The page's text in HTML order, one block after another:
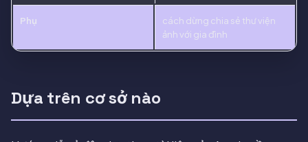
Phụ
cách dừng chia sẻ thư viện
ảnh với gia đình
Dựa trên cơ sở nào